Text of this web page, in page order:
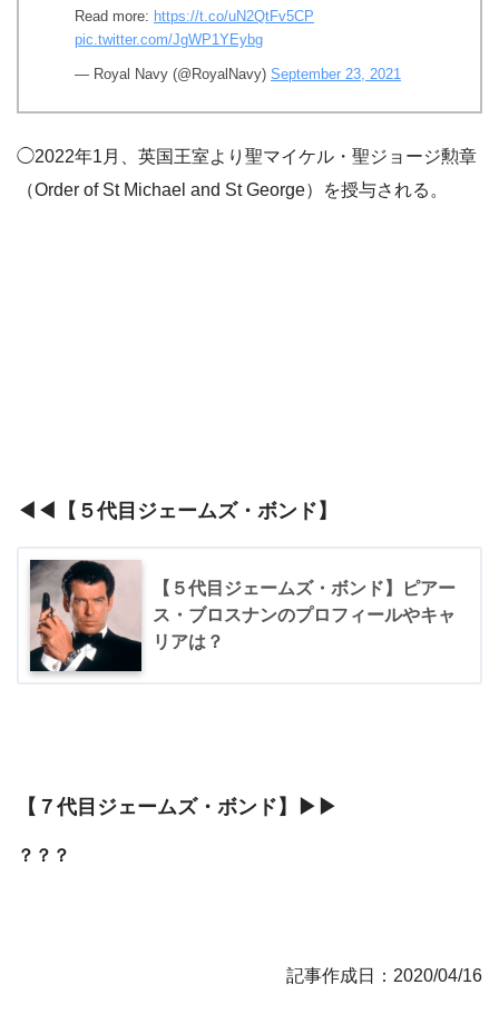
Read more: https://t.co/uN2QtFv5CP
pic.twitter.com/JgWP1YEybg
— Royal Navy (@RoyalNavy) September 23, 2021
◯2022年1月、英国王室より聖マイケル・聖ジョージ勲章
（Order of St Michael and St George）を授与される。
◀◀【５代目ジェームズ・ボンド】
【５代目ジェームズ・ボンド】ピアー
ス・ブロスナンのプロフィールやキャ
リアは？
【７代目ジェームズ・ボンド】▶▶
？？？
記事作成日：2020/04/16